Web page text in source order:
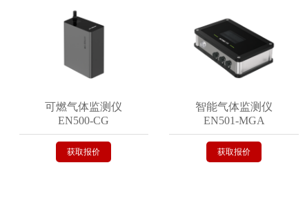
可燃气体监测仪
EN500-CG
获取报价
智能气体监测仪
EN501-MGA
获取报价